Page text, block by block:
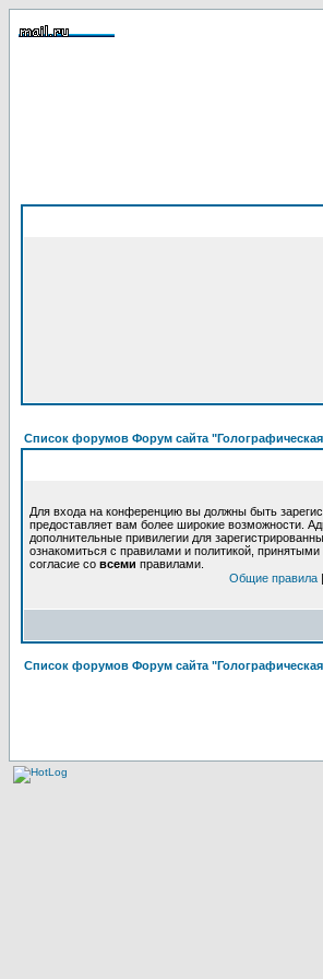
Список форумов Форум сайта
Для входа на конференцию вы должны быть
предоставляет вам более широкие возможности.
дополнительные привилегии для
ознакомиться с правилами и политикой,
согласие со всеми правилами.
Общие правила |
Список форумов Форум сайта